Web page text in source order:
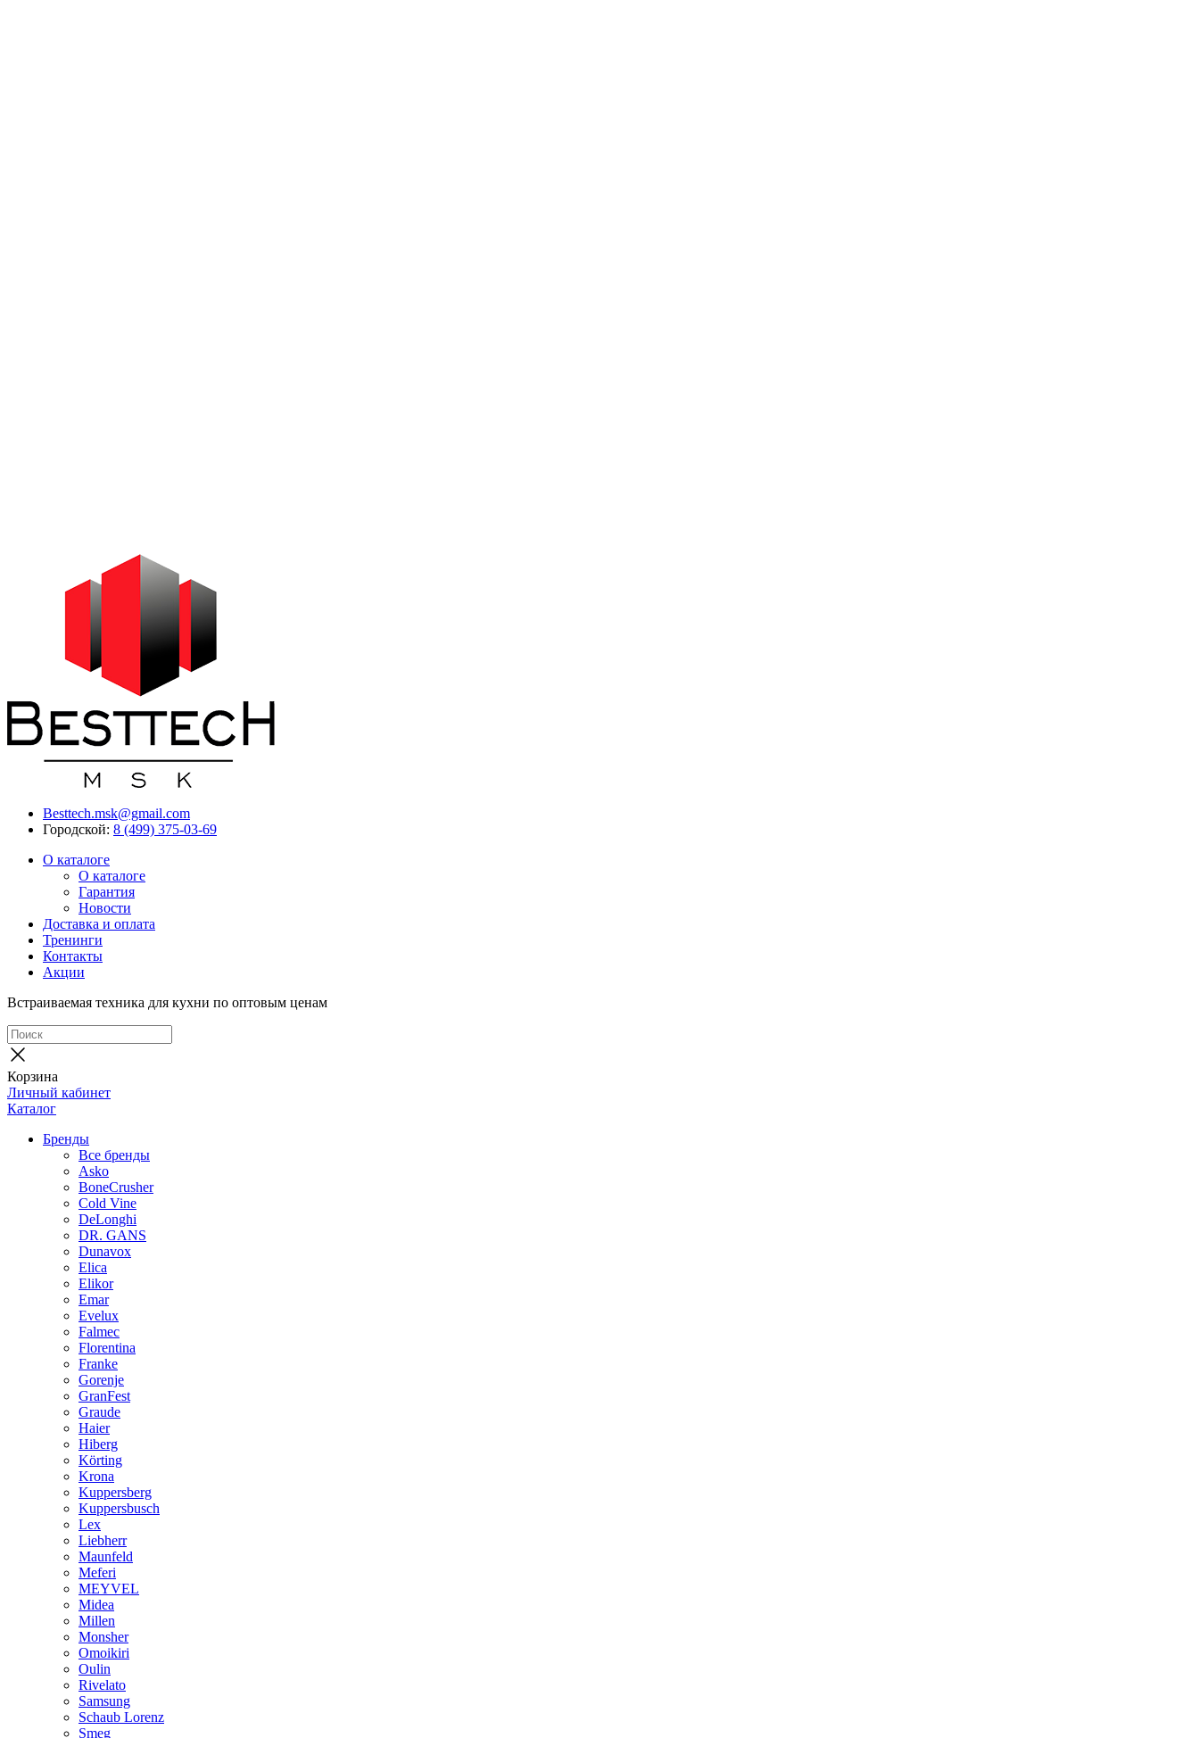
Besttech.msk@gmail.com
Городской: 8 (499) 375-03-69
О каталоге
О каталоге
Гарантия
Новости
Доставка и оплата
Тренинги
Контакты
Акции
Встраиваемая техника для кухни по оптовым ценам
Корзина
Личный кабинет
Каталог
Бренды
Все бренды
Asko
BoneCrusher
Cold Vine
DeLonghi
DR. GANS
Dunavox
Elica
Elikor
Emar
Evelux
Falmec
Florentina
Franke
Gorenje
GranFest
Graude
Haier
Hiberg
Körting
Krona
Kuppersberg
Kuppersbusch
Lex
Liebherr
Maunfeld
Meferi
MEYVEL
Midea
Millen
Monsher
Omoikiri
Oulin
Rivelato
Samsung
Schaub Lorenz
Smeg